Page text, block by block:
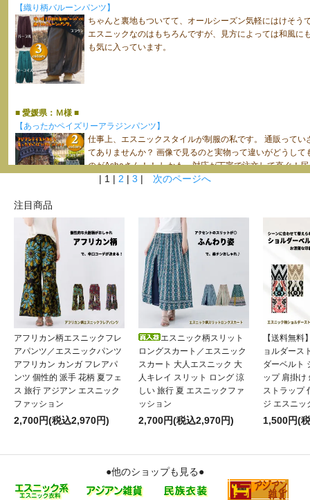
【織り柄バルーンパンツ】
ちゃんと裏地もついてて、オールシーズン気軽にはけそう
エスニックなのはもちろんですが、見方によっては和風に
も気に入っています。
■ 愛媛県：Ｍ様 ■
【あったかペイズリーアラジンパンツ】
仕事上、エスニックスタイルが制服の私です。 通販って
てありませんか？ 画像で見るのと実物って違いがどうし
のがAshaさん！！ しかも、対応が丁寧で注文して直ぐ！
くまでの間を楽しむ時間も好きですが、やっぱり♪早く手
到着して試着してみるとちょっと微妙だったり.... それが、どちらもAshaさん
どうしても色落ちしてしまうものもあるとは思います。) Ashaさんの商品は
時、鏡の前で 『キャ━━━↑↑↑』 とどうしても興奮ぎみになっちゃいます。^
スタイルは、どうしても素材が薄いのばかりです。 フリース素材で暖かそう
か気に入るのがないんです。 そんな時！ 最近たまたまAshaさんで見つけちゃ
四季。 さむ～い冬でも着心地良くエスニックな風合いはきちんと残してくれ
ることを今からワクワクしています！ 一生懸命働いたお金で購入し、 『また
テンションも上がります♪ そんな気分は、きっと...お客様にも届いているだろ
ます。 私の様に、困ってる方も発見されラッキーに変わるとと良いです＊^ ^
■ 新潟県：Ｔ様 ■
【うずまきサルエルパンツ】
【アフリカンタイルプリントパーカー】
思った色とは若干異なりましたがとてもいい品物に出会い
メンズのエスニックファッションを取り扱っている店は非
会えたことを嬉しく思います。 これからもお世話になる
す。
モデルさんの性別、身長なども記していただけると非常に
この度は大変お世話になりました。 メンズサイズ、ナガ
| 1 | 2 | 3 | 次のページへ
注目商品
アフリカン柄エスニックフレ
アパンツ／エスニックパンツ
アフリカン カンガ フレアパ
ンツ 個性的 派手 花柄 夏フェ
ス 旅行 アジアン エスニック
ファッション
2,700円(税込2,970円)
エスニック柄スリット
ロングスカート／エスニック
スカート 大人エスニック 大
人キレイ スリット ロング 涼
しい 旅行 夏 エスニックファ
ッション
2,700円(税込2,970円)
【送料無料
ョルダース
ダーベルト
ップ 肩掛け
ストラップ
ジ エスニッ
1,500円(
●他のショップも見る●